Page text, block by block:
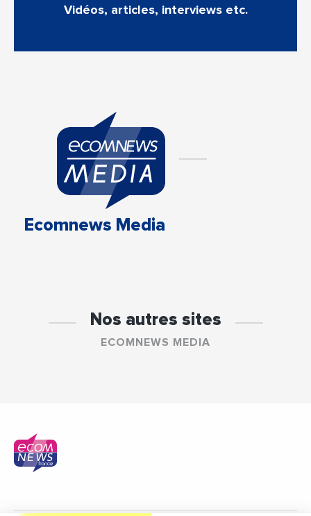
Vidéos, articles, interviews etc.
Ecomnews Media
Nos autres sites
ECOMNEWS MEDIA